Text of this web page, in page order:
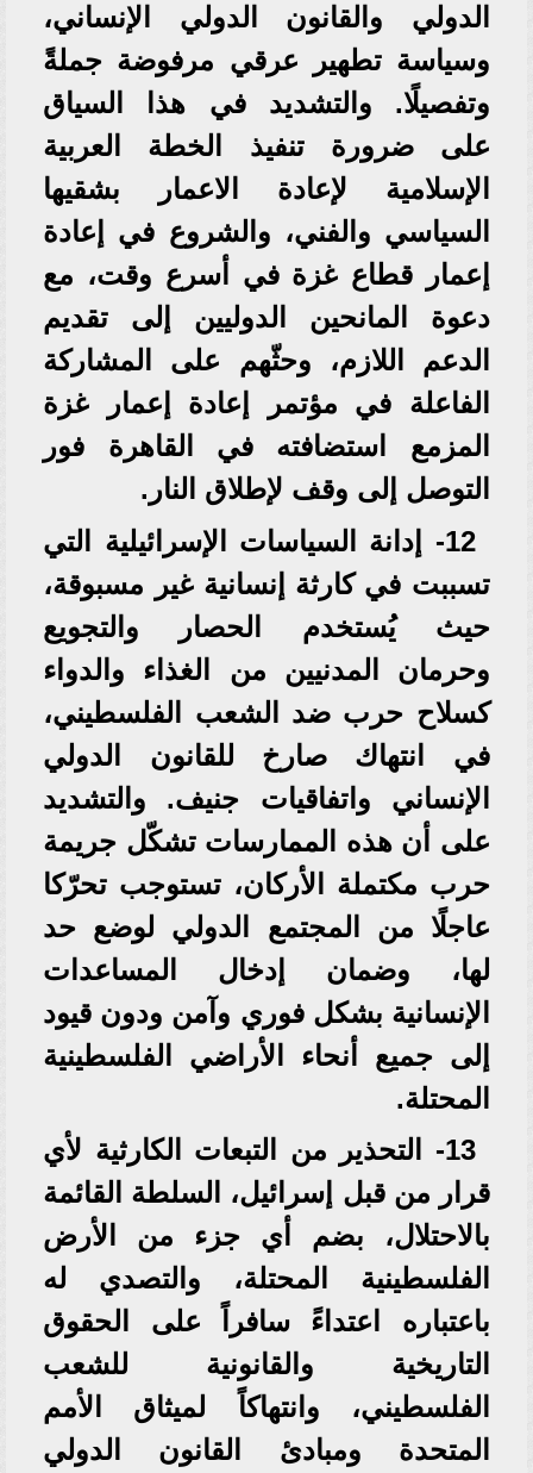
الدولي والقانون الدولي الإنساني،
وسياسة تطهير عرقي مرفوضة جملةً
وتفصيلًا. والتشديد في هذا السياق
على ضرورة تنفيذ الخطة العربية
الإسلامية لإعادة الاعمار بشقيها
السياسي والفني، والشروع في إعادة
إعمار قطاع غزة في أسرع وقت، مع
دعوة المانحين الدوليين إلى تقديم
الدعم اللازم، وحثّهم على المشاركة
الفاعلة في مؤتمر إعادة إعمار غزة
المزمع استضافته في القاهرة فور
التوصل إلى وقف لإطلاق النار.
12- إدانة السياسات الإسرائيلية التي
تسببت في كارثة إنسانية غير مسبوقة،
حيث يُستخدم الحصار والتجويع
وحرمان المدنيين من الغذاء والدواء
كسلاح حرب ضد الشعب الفلسطيني،
في انتهاك صارخ للقانون الدولي
الإنساني واتفاقيات جنيف. والتشديد
على أن هذه الممارسات تشكّل جريمة
حرب مكتملة الأركان، تستوجب تحرّكا
عاجلًا من المجتمع الدولي لوضع حد
لها، وضمان إدخال المساعدات
الإنسانية بشكل فوري وآمن ودون قيود
إلى جميع أنحاء الأراضي الفلسطينية
المحتلة.
13- التحذير من التبعات الكارثية لأي
قرار من قبل إسرائيل، السلطة القائمة
بالاحتلال، بضم أي جزء من الأرض
الفلسطينية المحتلة، والتصدي له
باعتباره اعتداءً سافراً على الحقوق
التاريخية والقانونية للشعب
الفلسطيني، وانتهاكاً لميثاق الأمم
المتحدة ومبادئ القانون الدولي